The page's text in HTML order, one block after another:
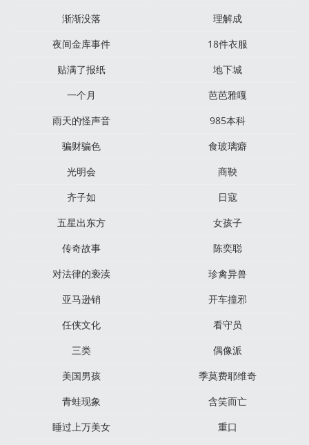
渐渐没落
理解成
夜间金库事件
18件衣服
贴满了报纸
地下城
一个月
芭芭雅嘎
雨天的怪声音
985本科
骗财骗色
食玻璃癖
光明会
商鞅
齐子如
日寇
五星出东方
女孩子
传奇故事
陈奕聪
对法律的亵渎
珍禽异兽
亚马逊销
开车撞邪
任侠文化
看守员
三类
偶像派
美国男孩
季莫费耶维奇
青蛙现象
含笑而亡
睡过上万美女
重口